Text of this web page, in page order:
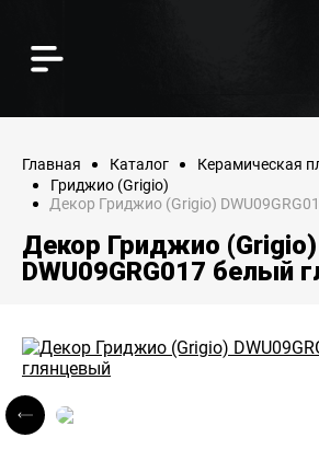
Главная Каталог
Керамическая
Гриджио (Grigio)
Декор Гриджио (Grigio)
Декор Гриджио (Grigio)
DWU09GRG017 белый